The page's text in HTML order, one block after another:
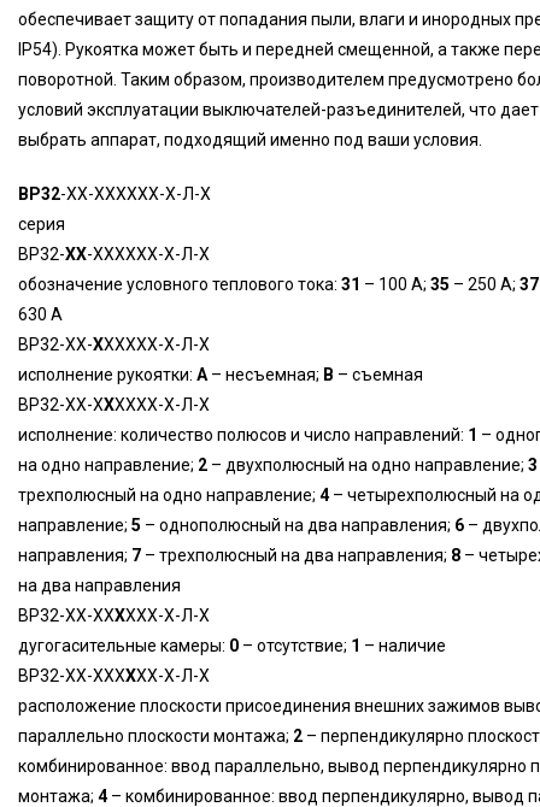
обеспечивает защиту от попадания пыли, влаги и инородных
IР54). Рукоятка может быть и передней смещенной, а также
поворотной. Таким образом, производителем предусмотрено
условий эксплуатации выключателей-разъединителей, что
выбрать аппарат, подходящий именно под ваши условия.
ВР32-ХХ-ХХХХХХ-Х-Л-Х
серия
ВР32-ХХ-ХХХХХХ-Х-Л-Х
обозначение условного теплового тока: 31 – 100 А; 35 – 250 А; 37
630 А
ВР32-ХХ-ХХХХХХ-Х-Л-Х
исполнение рукоятки: А – несъемная; В – съемная
ВР32-ХХ-ХХХХХХ-Х-Л-Х
исполнение: количество полюсов и число направлений: 1 –
на одно направление; 2 – двухполюсный на одно направление; 3
трехполюсный на одно направление; 4– четырехполюсный на
направление; 5 – однополюсный на два направления; 6 –
направления; 7 – трехполюсный на два направления; 8 –
на два направления
ВР32-ХХ-ХХХХХХ-Х-Л-Х
дугогасительные камеры: 0 – отсутствие; 1 – наличие
ВР32-ХХ-ХХХХХХ-Х-Л-Х
расположение плоскости присоединения внешних зажимов
параллельно плоскости монтажа; 2 – перпендикулярно
комбинированное: ввод параллельно, вывод перпендикулярно
монтажа; 4– комбинированное: ввод перпендикулярно, вывод